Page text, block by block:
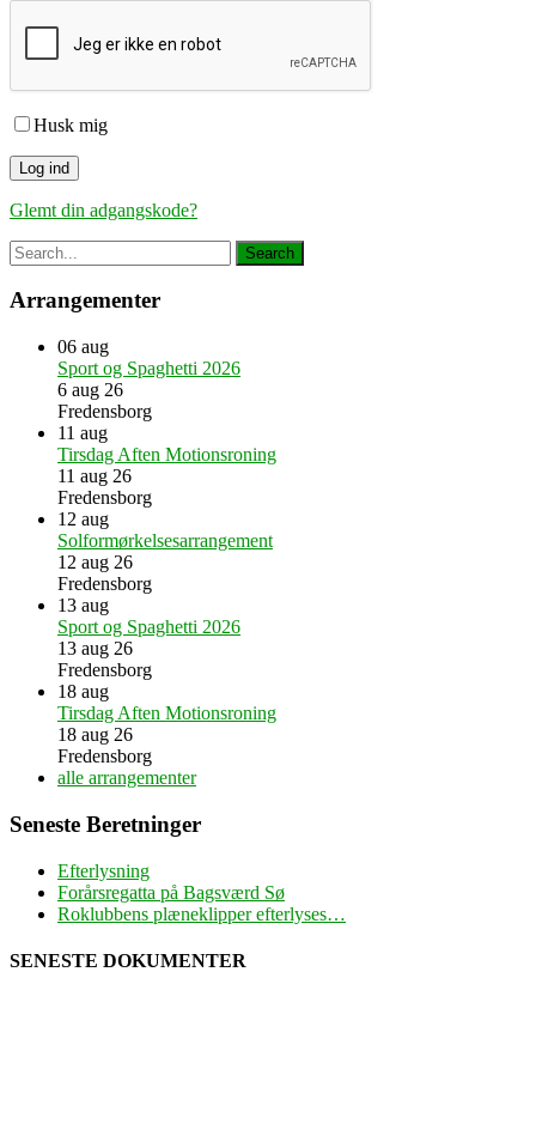
Husk mig
Glemt din adgangskode?
Arrangementer
06 aug
Sport og Spaghetti 2026
6 aug 26
Fredensborg
11 aug
Tirsdag Aften Motionsroning
11 aug 26
Fredensborg
12 aug
Solformørkelsesarrangement
12 aug 26
Fredensborg
13 aug
Sport og Spaghetti 2026
13 aug 26
Fredensborg
18 aug
Tirsdag Aften Motionsroning
18 aug 26
Fredensborg
alle arrangementer
Seneste Beretninger
Efterlysning
Forårsregatta på Bagsværd Sø
Roklubbens plæneklipper efterlyses…
SENESTE DOKUMENTER